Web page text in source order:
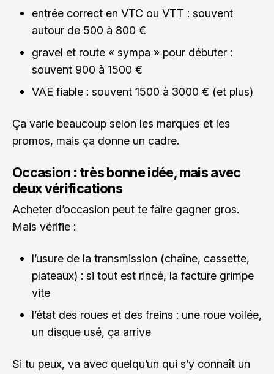
entrée correct en VTC ou VTT : souvent
autour de 500 à 800 €
gravel et route « sympa » pour débuter :
souvent 900 à 1500 €
VAE fiable : souvent 1500 à 3000 € (et plus)
Ça varie beaucoup selon les marques et les
promos, mais ça donne un cadre.
Occasion : très bonne idée, mais avec
deux vérifications
Acheter d’occasion peut te faire gagner gros.
Mais vérifie :
l’usure de la transmission (chaîne, cassette,
plateaux) : si tout est rincé, la facture grimpe
vite
l’état des roues et des freins : une roue voilée,
un disque usé, ça arrive
Si tu peux, va avec quelqu’un qui s’y connaît un